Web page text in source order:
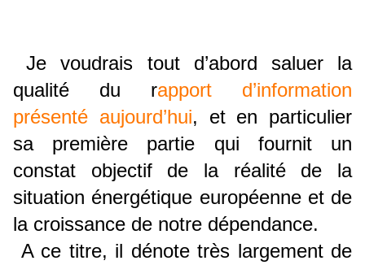
Je voudrais tout d’abord saluer la
qualité du rapport d’information
présenté aujourd’hui, et en particulier
sa première partie qui fournit un
constat objectif de la réalité de la
situation énergétique européenne et de
la croissance de notre dépendance.
A ce titre, il dénote très largement de